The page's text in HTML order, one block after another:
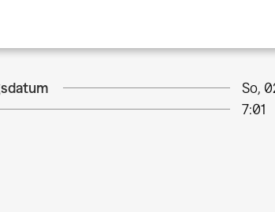
So,
7:01